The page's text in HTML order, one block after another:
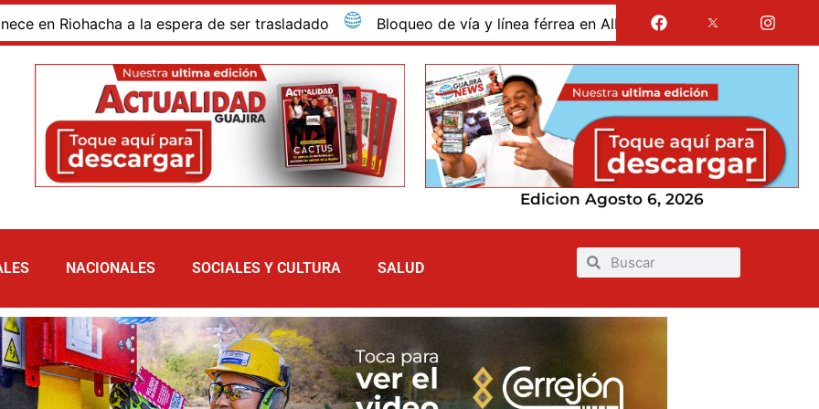
de ser trasladado Bloqueo de vía y línea férrea en Albania por presunto despido de vigilante afecta la
Edicion Agosto 6, 2026
NACIONALES SOCIALES Y CULTURA SALUD